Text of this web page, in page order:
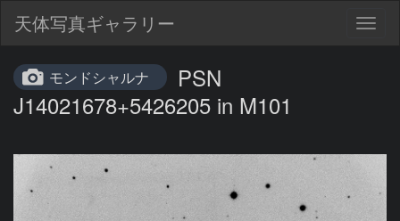
天体写真ギャラリー
モンドシャルナ
PSN
J14021678+5426205 in M101